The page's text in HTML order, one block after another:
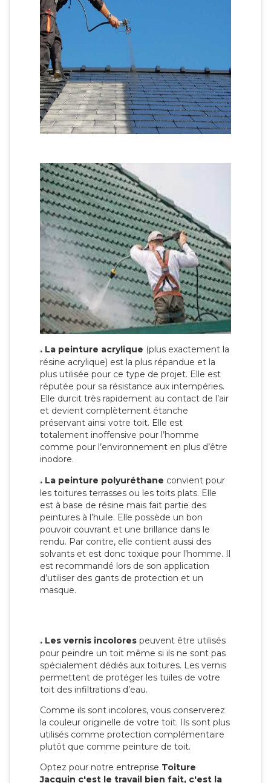
. La peinture acrylique (plus exactement la
résine acrylique) est la plus répandue et la
plus utilisée pour ce type de projet. Elle est
réputée pour sa résistance aux intempéries.
Elle durcit très rapidement au contact de l’air
et devient complètement étanche
préservant ainsi votre toit. Elle est
totalement inoffensive pour l’homme
comme pour l’environnement en plus d’être
inodore.
. La peinture polyuréthane convient pour
les toitures terrasses ou les toits plats. Elle
est à base de résine mais fait partie des
peintures à l’huile. Elle possède un bon
pouvoir couvrant et une brillance dans le
rendu. Par contre, elle contient aussi des
solvants et est donc toxique pour l’homme. Il
est recommandé lors de son application
d’utiliser des gants de protection et un
masque.
. Les vernis incolores peuvent être utilisés
pour peindre un toit même si ils ne sont pas
spécialement dédiés aux toitures. Les vernis
permettent de protéger les tuiles de votre
toit des infiltrations d’eau.
Comme ils sont incolores, vous conserverez
la couleur originelle de votre toit. Ils sont plus
utilisés comme protection complémentaire
plutôt que comme peinture de toit.
Optez pour notre entreprise Toiture
Jacquin c'est le travail bien fait, c'est la